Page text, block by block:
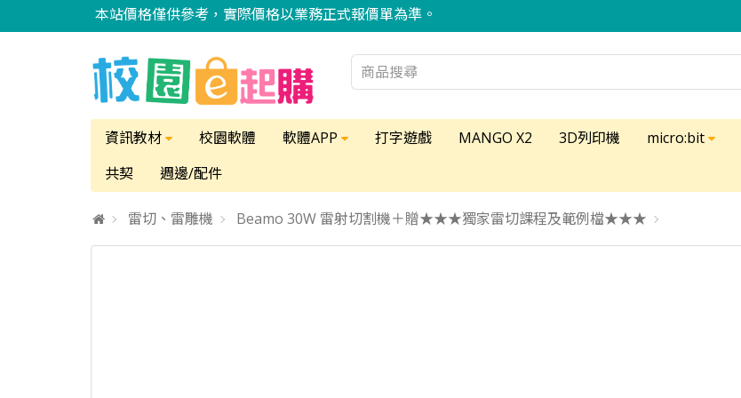
本站價格僅供參考，實際價格以業務正式報價單為準。
資訊教材 校園軟體 軟體APP 打字遊戲 MANGO X2 3D列印機 micro:bit
共契
週邊/配件
雷切、雷雕機 Beamo 30W 雷射切割機＋贈★★★獨家雷切課程及範例檔★★★